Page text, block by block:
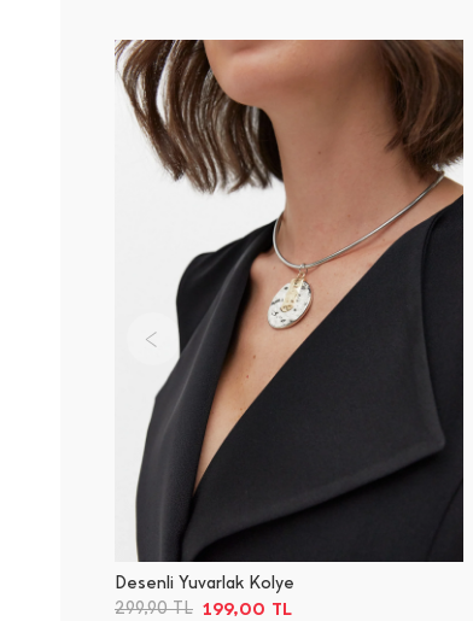
Desenli Yuvarlak Kolye
299,90TL 199,00 TL